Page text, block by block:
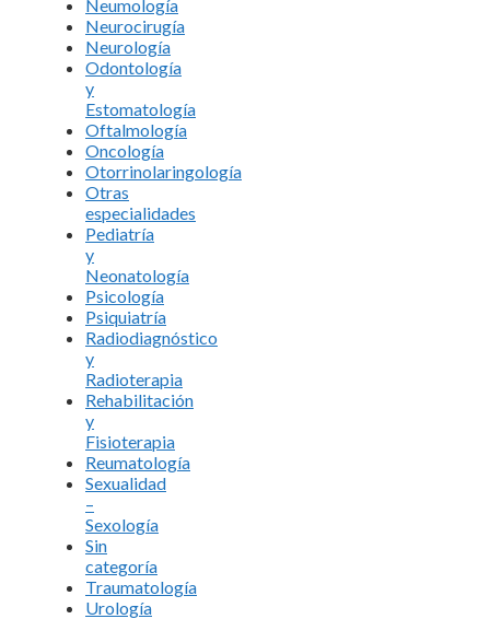
Neumología
Neurocirugía
Neurología
Odontología
y
Estomatología
Oftalmología
Oncología
Otorrinolaringología
Otras
especialidades
Pediatría
y
Neonatología
Psicología
Psiquiatría
Radiodiagnóstico
y
Radioterapia
Rehabilitación
y
Fisioterapia
Reumatología
Sexualidad
–
Sexología
Sin
categoría
Traumatología
Urología